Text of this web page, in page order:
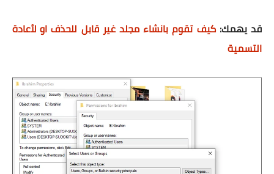
قد يهمك: كيف تقوم بانشاء مجلد غير قابل للحذف او لأعادة
التسمية